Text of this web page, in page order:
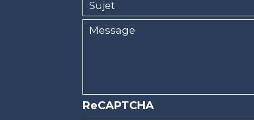
ReCAPTCHA